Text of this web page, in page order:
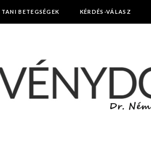
BETEGSÉGEK KÉRDÉS-VÁLASZ